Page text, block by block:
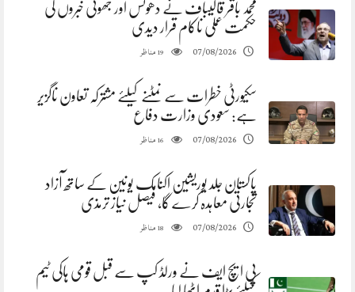
محمد باقر قالیباف نے دھونس اور جھوٹی خبروں کی
حکمت عملی ناکام قرار دیدی
07/08/2026
19مناظر
سکیورٹی خطرات سے نمٹنے کیلئے مشترکہ تعاون ناگزیر
ہے: سعودی وزارت دفاع
07/08/2026
16مناظر
پاکستان جلد یوریشین اکنامک یونین کے ساتھ آزاد
تجارتی معاہدہ کرے گا، فیصل نیاز ترمذی
07/08/2026
18مناظر
پی ایچ ایف نے ورلڈ کپ سے قبل قومی ہاکی ٹیم